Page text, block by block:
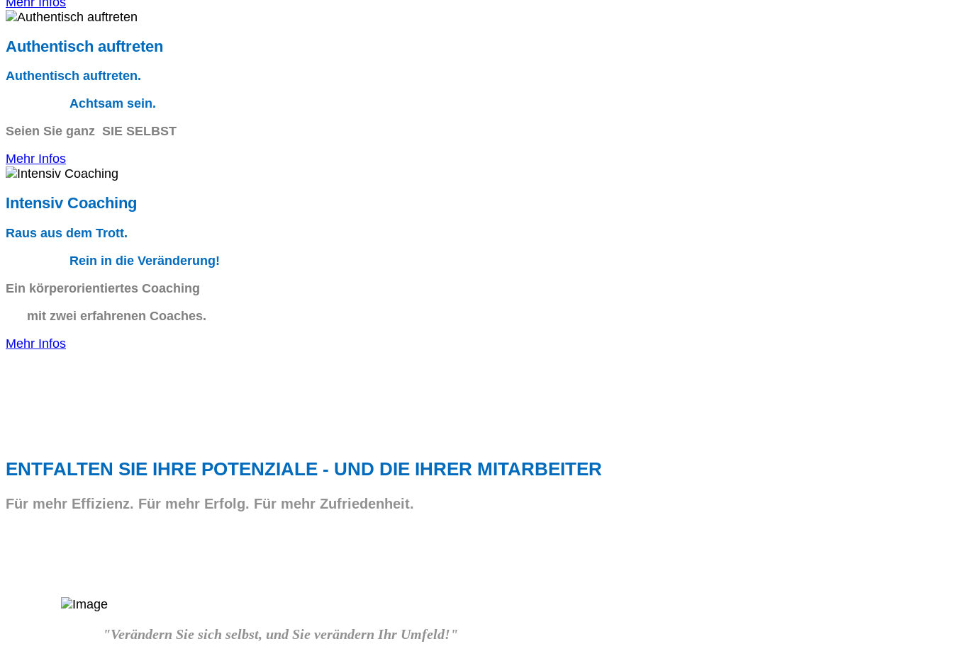
Authentisch auftreten
Authentisch auftreten.
Achtsam sein.
Seien Sie ganz SIE SELBST
Mehr Infos
Intensiv Coaching
Raus aus dem Trott.
Rein in die Veränderung!
Ein körperorientiertes Coaching
mit zwei erfahrenen Coaches.
Mehr Infos
ENTFALTEN SIE IHRE POTENZIALE - UND DIE IHRER MITARBEITER
Für mehr Effizienz. Für mehr Erfolg. Für mehr Zufriedenheit.
"Verändern Sie sich selbst, und Sie verändern Ihr Umfeld!"